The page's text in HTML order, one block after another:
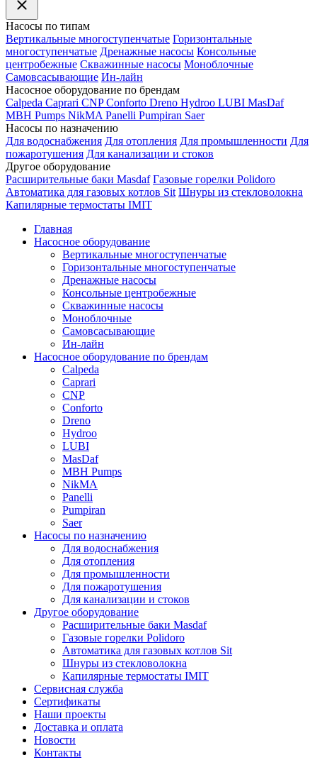
Насосы по типам
Вертикальные многоступенчатые Горизонтальные
многоступенчатые Дренажные насосы Консольные
центробежные Скважинные насосы Моноблочные
Самовсасывающие Ин-лайн
Насосное оборудование по брендам
Calpeda Caprari CNP Conforto Dreno Hydroo LUBI MasDaf
MBH Pumps NikMA Panelli Pumpiran Saer
Насосы по назначению
Для водоснабжения Для отопления Для промышленности Для
пожаротушения Для канализации и стоков
Другое оборудование
Расширительные баки Masdaf Газовые горелки Polidoro
Автоматика для газовых котлов Sit Шнуры из стекловолокна
Капилярные термостаты IMIT
Главная
Насосное оборудование
Вертикальные многоступенчатые
Горизонтальные многоступенчатые
Дренажные насосы
Консольные центробежные
Скважинные насосы
Моноблочные
Самовсасывающие
Ин-лайн
Насосное оборудование по брендам
Calpeda
Caprari
CNP
Conforto
Dreno
Hydroo
LUBI
MasDaf
MBH Pumps
NikMA
Panelli
Pumpiran
Saer
Насосы по назначению
Для водоснабжения
Для отопления
Для промышленности
Для пожаротушения
Для канализации и стоков
Другое оборудование
Расширительные баки Masdaf
Газовые горелки Polidoro
Автоматика для газовых котлов Sit
Шнуры из стекловолокна
Капилярные термостаты IMIT
Сервисная служба
Сертификаты
Наши проекты
Доставка и оплата
Новости
Контакты